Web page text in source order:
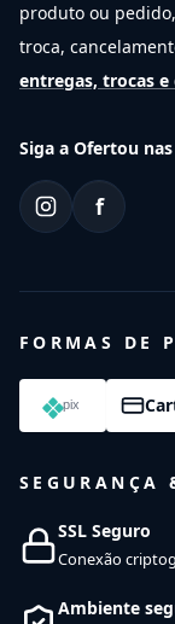
produto ou
troca,
entregas, trocas e
Siga a Ofertou
f
FORMAS DE
SEGURANÇA
SSL Seguro
Conexão
Ambiente